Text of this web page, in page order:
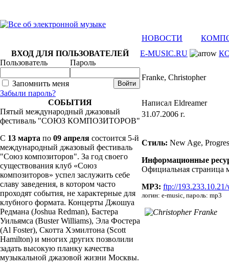
НОВОСТИ
ВХОД ДЛЯ ПОЛЬЗОВАТЕЛЕЙ
Пользователь
Пароль
Запомнить меня
Забыли пароль?
СОБЫТИЯ
Пятый международный джазовый
фестиваль "СОЮЗ КОМПОЗИТОРОВ"
C 13 марта по 09 апреля состоится 5-й
международный джазовый фестиваль
"Союз композиторов". За год своего
существования клуб «Союз
композиторов» успел заслужить себе
славу заведения, в котором часто
проходят события, не характерные для
клубного формата. Концерты Джошуа
Редмана (Joshua Redman), Бастера
Уильямса (Buster Williams), Эла Фостера
(Al Foster), Скотта Хэмилтона (Scott
Hamilton) и многих других позволили
задать высокую планку качества
музыкальной джазовой жизни Москвы.
E-MUSIC.RU
Franke, Christopher
Написал Eldreamer
31.07.2006 г.
Стиль: New Age,
Информационные
Официальная страница
MP3: ftp://
логин: e-music, пароль: mp3